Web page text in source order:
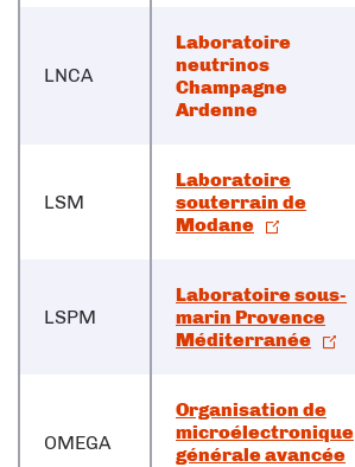
LNCA
Laboratoire
neutrinos
Champagne
Ardenne
LSM
Laboratoire
souterrain de
Modane
LSPM
Laboratoire sous-
marin Provence
Méditerranée
OMEGA
Organisation de
microélectronique
générale avancée